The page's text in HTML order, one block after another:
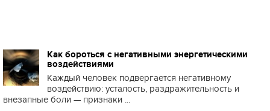
Как бороться с негативными энергетическими
воздействиями
Каждый человек подвергается негативному
воздействию: усталость, раздражительность и
внезапные боли — признаки ...